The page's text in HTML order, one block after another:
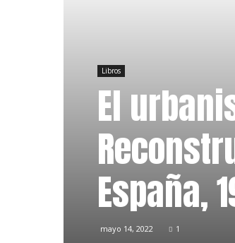
Libros
El
España,
mayo 14, 2022 1